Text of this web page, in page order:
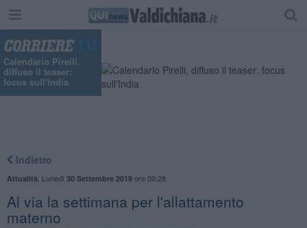
Calendario Pirelli,
diffuso il teaser:
focus sull'India
Indietro
Attualità Lunedì 30 Settembre 2019ore 09:28
Al via la settimana per l'allattamento
materno